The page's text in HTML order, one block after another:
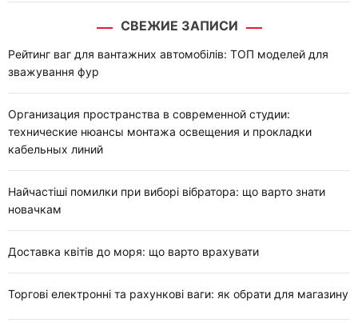
:
СВЕЖИЕ ЗАПИСИ
Рейтинг ваг для вантажних автомобілів: ТОП моделей для
зважування фур
Организация пространства в современной студии:
технические нюансы монтажа освещения и прокладки
кабельных линий
Найчастіші помилки при виборі вібратора: що варто знати
новачкам
Доставка квітів до моря: що варто врахувати
Торгові електронні та рахункові ваги: як обрати для магазину